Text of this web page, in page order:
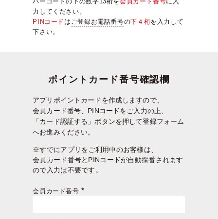
バーコードの下の数字13桁を会員カード番号に入
力してください。
PINコード は ご登録お電話番号の下４桁を入力して
下さい。
ポイントカード番号確認欄
アプリポイントカードを作成しますので、
会員カード番号、PINコードをご入力の上、
「カード認証する」ボタンを押して登録フォーム
へお進みください。
※すでにアプリをご利用中のお客様は、
会員カード番号とPINコードが自動採番されます
ので入力は不要です。
会員カード番号